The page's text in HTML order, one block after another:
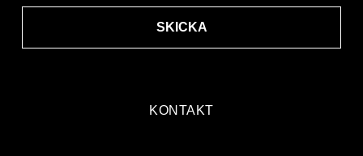
KONTAKT
SKICKA